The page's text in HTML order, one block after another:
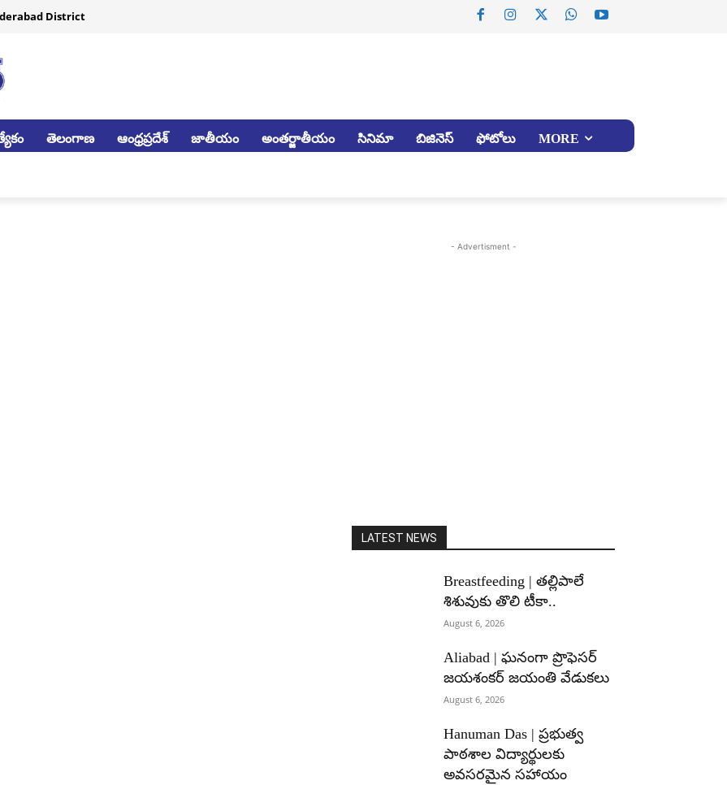
District
తెలంగాణ ఆంధ్రప్రదేశ్ జాతీయం అంతర్జాతీయం సినిమా బిజినెస్ ఫోటోలు MORE
- Advertisment -
LATEST NEWS
Breastfeeding | తల్లిపాలే
శిశువుకు తొలి టీకా..
August 6, 2026
Aliabad | ఘనంగా ప్రొఫెసర్
జయశంకర్ జయంతి వేడుకలు
August 6, 2026
Hanuman Das | ప్రభుత్వ
పాఠశాల విద్యార్థులకు
అవసరమైన సహాయం